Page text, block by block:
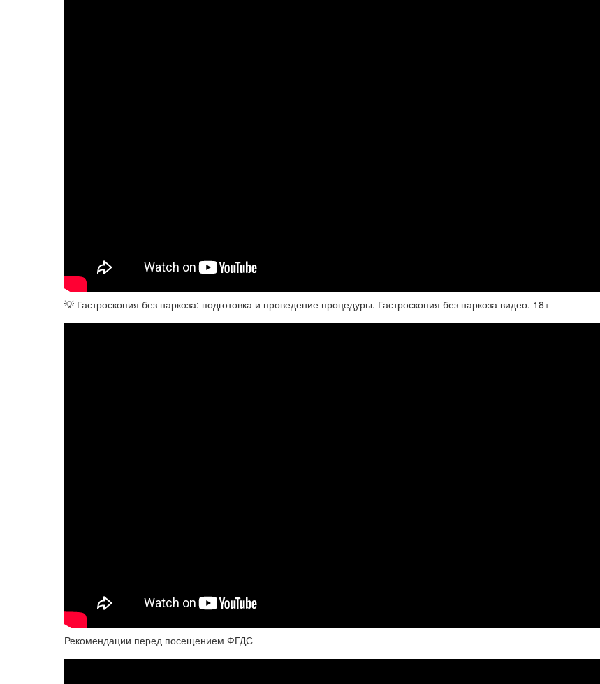
💡 Гастроскопия без наркоза: подготовка и проведение процедуры. Гастроскопия без наркоза видео. 18+
Рекомендации перед посещением ФГДС